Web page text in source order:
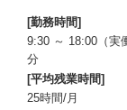
■【リーダー対談
課題としてのセキ
https://
[勤務時間]
9:30 ～ 18:00（実
分
[平均残業時間]
25時間/月